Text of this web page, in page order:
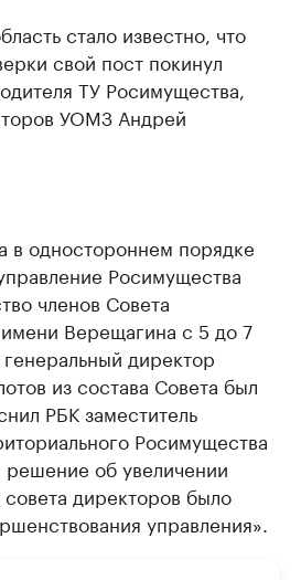
стало известно, что
свой пост покинул
ТУ Росимущества,
УОМЗ Андрей
в одностороннем порядке
Росимущества
членов Совета
Верещагина с 5 до 7
директор
из состава Совета был
РБК заместитель
Росимущества
об увеличении
совета директоров было
управления».